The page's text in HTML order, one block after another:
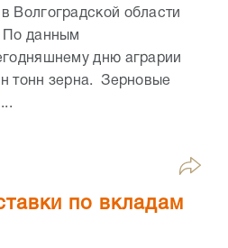
Волгоградской области
По данным
дню аграрии
тонн зерна. Зерновые
по вкладам